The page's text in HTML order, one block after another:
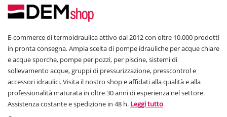
E-commerce di termoidraulica attivo dal 2012 con oltre 10.000 prodotti
in pronta consegna. Ampia scelta di pompe idrauliche per acque chiare
e acque sporche, pompe per pozzi, per piscine, sistemi di
sollevamento acque, gruppi di pressurizzazione, presscontrol e
accessori idraulici. Visita il nostro shop e affidati alla qualità e alla
professionalità maturata in oltre 30 anni di esperienza nel settore.
Assistenza costante e spedizione in 48 h. Leggi tutto